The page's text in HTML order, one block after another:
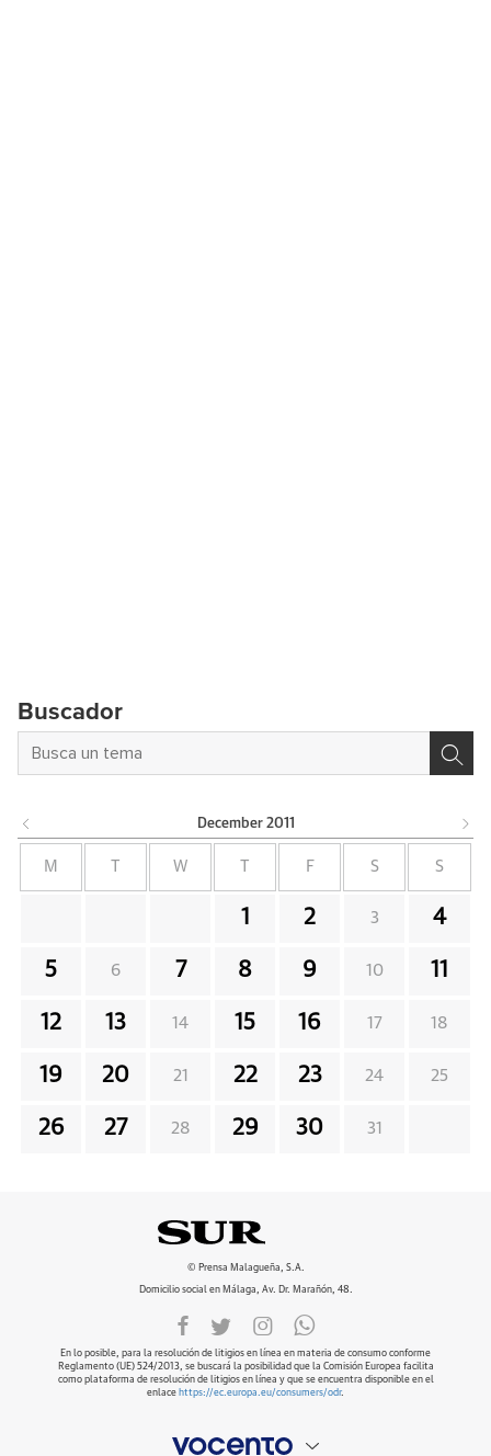
Buscador
December 2011
M W F S S
1 2 3 4
5 6 7 8 9 10 11
12 13 14 15 16 17 18
19 20 21 22 23 24 25
26 27 28 29 30 31
© Prensa Malagueña, S.A.
Domicilio social en Málaga, Av. Dr. Marañón, 48.
En lo posible, para la resolución de litigios en línea en materia de consumo conforme
Reglamento (UE) 524/2013, se buscará la posibilidad que la Comisión Europea facilita
como plataforma de resolución de litigios en línea y que se encuentra disponible en el
enlace https://ec.europa.eu/consumers/odr.